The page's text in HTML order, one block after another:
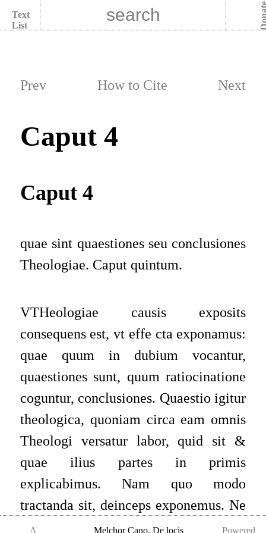
Text
List
Prev How to Cite Next
Caput 4
Caput 4
quae sint quaestiones seu conclusiones
Theologiae. Caput quintum.
VTHeologiae causis exposits
consequens est, vt effe cta exponamus:
quae quum in dubium vocantur,
quaestiones sunt, quum ratiocinatione
coguntur, conclusiones. Quaestio igitur
theologica, quoniam circa eam omnis
Theologi versatur labor, quid sit &
quae ilius partes in primis
explicabimus. Nam quo modo
tractanda sit, deinceps exponemus. Ne
vero quempiam fallat huius nominis
A Melchor Cano, De locis Powered